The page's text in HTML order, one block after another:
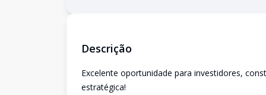
Descrição
Excelente oportunidade para investidores,
estratégica!